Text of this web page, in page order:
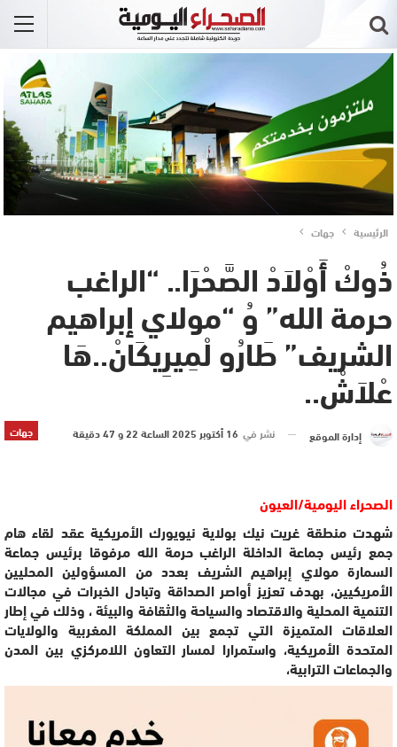
الرئيسية جهات
ذُوكْ أَوْلاَدْ الصَّحْرَا.. “الراغب
حرمة الله” وُ “مولاي إبراهيم
الشريف” طَارُو لْمِيرِيكَانْ..هَا
عْلاَشْ..
جهات إدارة الموقع نشر في 16 أكتوبر 2025 الساعة 22 و 47 دقيقة
الصحراء اليومية/العيون
شهدت منطقة غريت نيك بولاية نيويورك الأمريكية عقد لقاء هام
جمع رئيس جماعة الداخلة الراغب حرمة الله مرفوقا برئيس جماعة
السمارة مولاي إبراهيم الشريف بعدد من المسؤولين المحليين
الأمريكيين، بهدف تعزيز أواصر الصداقة وتبادل الخبرات في مجالات
التنمية المحلية والاقتصاد والسياحة والثقافة والبيئة ، وذلك في إطار
العلاقات المتميزة التي تجمع بين المملكة المغربية والولايات
المتحدة الأمريكية، واستمرارا لمسار التعاون اللامركزي بين المدن
والجماعات الترابية،